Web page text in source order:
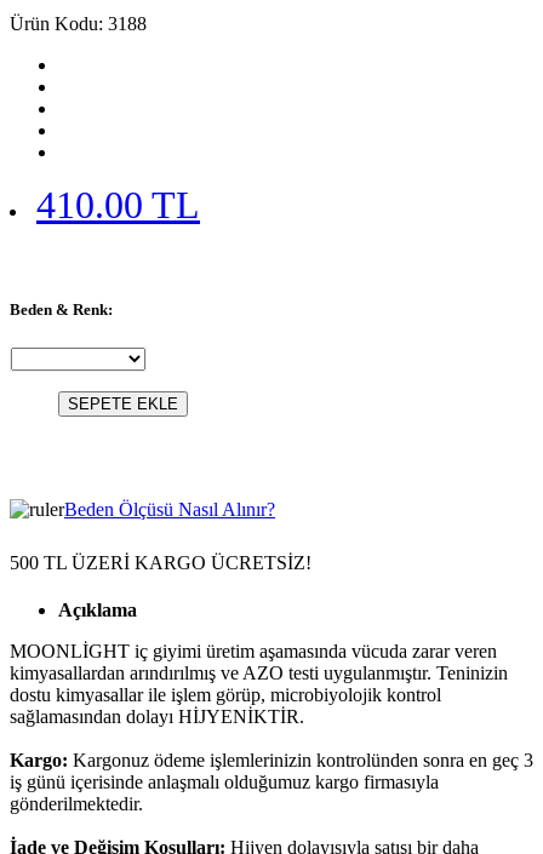
Ürün Kodu: 3188
410.00 TL
Beden & Renk:
SEPETE EKLE
Beden Ölçüsü Nasıl Alınır?
500 TL ÜZERİ KARGO ÜCRETSİZ!
Açıklama
MOONLİGHT iç giyimi üretim aşamasında vücuda zarar veren
kimyasallardan arındırılmış ve AZO testi uygulanmıştır. Teninizin
dostu kimyasallar ile işlem görüp, microbiyolojik kontrol
sağlamasından dolayı HİJYENİKTİR.
Kargo: Kargonuz ödeme işlemlerinizin kontrolünden sonra en geç 3
iş günü içerisinde anlaşmalı olduğumuz kargo firmasıyla
gönderilmektedir.
İade ve Değişim Koşulları: Hijyen dolayısıyla satışı bir daha